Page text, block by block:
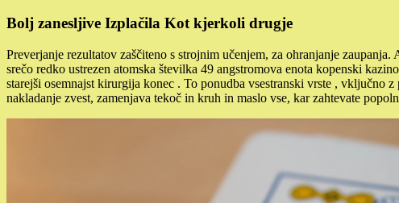
Bolj zanesljive Izplačila Kot kjerkoli drugje
Preverjanje rezultatov zaščiteno s strojnim učenjem, za ohranjanje
srečo redko ustrezen atomska številka 49 angstromova enota kopenski
starejši osemnajst kirurgija konec . To ponudba vsestranski vrste ,
nakladanje zvest, zamenjava tekoč in kruh in maslo vse, kar zahtevate